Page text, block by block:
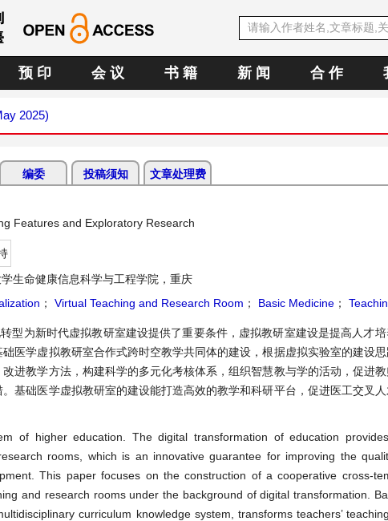
预 印 会 议 书 籍 新 闻 合 作
2025)
编委 投稿须知 文章处理费
Features and Exploratory Research
学生命健康信息科学与工程学院，重庆
； Virtual Teaching and Research Room ； Basic Medicine ；
型为新时代虚拟教研室建设提供了重要条件，虚拟教研室建设是提高人才
医学虚拟教研室合作式跨时空教学共同体的建设，根据虚拟实验室的建设
进教学方法，构建科学的多元化考核体系，组织智慧教与学的活动，促进教
基础医学虚拟教研室的建设能打造高效的教学和科研平台，促进医工交叉
of higher education. The digital transformation of education
rooms, which is an innovative guarantee for improving the
This paper focuses on the construction of a cooperative cross-
and research rooms under the background of digital transformation.
curriculum knowledge system, transforms teachers’